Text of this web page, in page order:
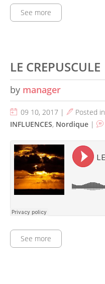
See more
LE CREPUSCULE
by manager
09 10, 2017 | Posted in
INFLUENCES, Nordique |
See more